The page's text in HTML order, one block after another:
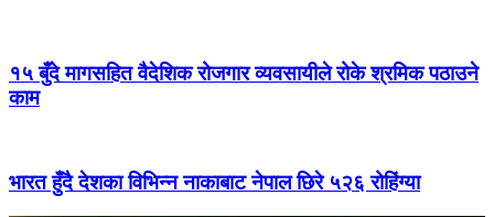
१५ बुँदे मागसहित वैदेशिक रोजगार व्यवसायीले रोके श्रमिक पठाउने
काम
भारत हुँदै देशका विभिन्न नाकाबाट नेपाल छिरे ५२६ रोहिंग्या